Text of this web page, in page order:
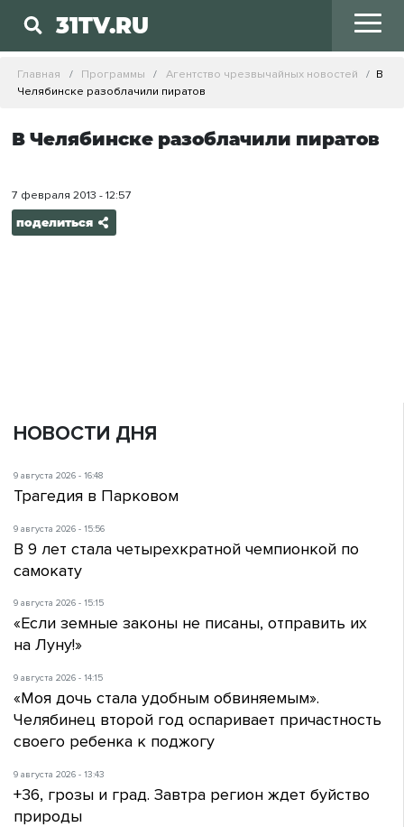
31TV.RU
Главная Программы Агентство чрезвычайных новостей
В
Челябинске разоблачили пиратов
В Челябинске разоблачили пиратов
7 февраля 2013 - 12:57
поделиться
НОВОСТИ ДНЯ
9 августа 2026 - 16:48
Трагедия в Парковом
9 августа 2026 - 15:56
В 9 лет стала четырехкратной чемпионкой по
самокату
9 августа 2026 - 15:15
«Если земные законы не писаны, отправить их
на Луну!»
9 августа 2026 - 14:15
«Моя дочь стала удобным обвиняемым».
Челябинец второй год оспаривает причастность
своего ребенка к поджогу
9 августа 2026 - 13:43
+36, грозы и град. Завтра регион ждет буйство
природы